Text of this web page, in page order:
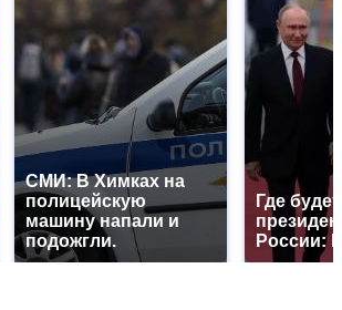
СМИ: В Химках на
полицейскую
машину напали и
подожгли.
Где
России: